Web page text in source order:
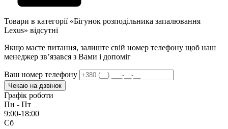
Товари в категорії «Бігунок розподільника запалювання
Lexus» відсутні
Якщо маєте питання, залиште свій номер телефону щоб наш
менеджер звʼязався з Вами і допоміг
Ваш номер телефону
Чекаю на дзвінок
Графік роботи
Пн - Пт
9:00-18:00
Сб